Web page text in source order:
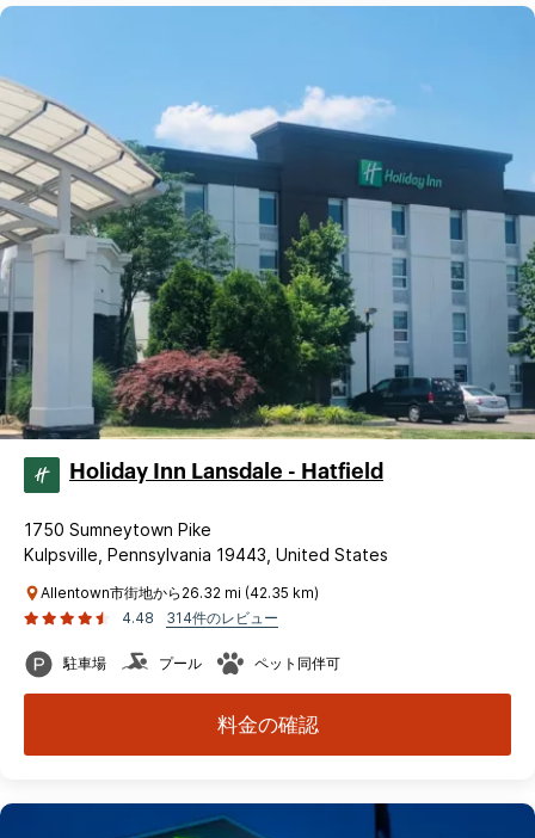
Holiday Inn Lansdale - Hatfield
1750 Sumneytown Pike
Kulpsville, Pennsylvania 19443, United States
Allentown市街地から26.32 mi (42.35 km)
4.48
314件のレビュー
駐車場 プール ペット同伴可
料金の確認